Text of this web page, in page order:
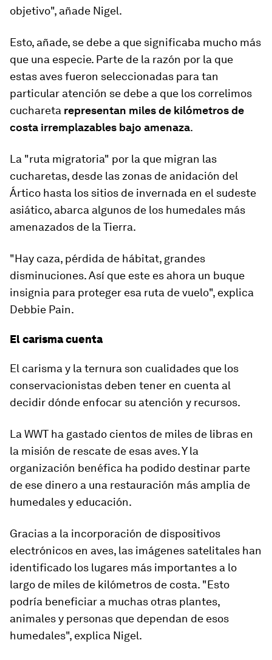
objetivo", añade Nigel.
Esto, añade, se debe a que significaba mucho más
que una especie. Parte de la razón por la que
estas aves fueron seleccionadas para tan
particular atención se debe a que los correlimos
cuchareta representan miles de kilómetros de
costa irremplazables bajo amenaza.
La "ruta migratoria" por la que migran las
cucharetas, desde las zonas de anidación del
Ártico hasta los sitios de invernada en el sudeste
asiático, abarca algunos de los humedales más
amenazados de la Tierra.
"Hay caza, pérdida de hábitat, grandes
disminuciones. Así que este es ahora un buque
insignia para proteger esa ruta de vuelo", explica
Debbie Pain.
El carisma cuenta
El carisma y la ternura son cualidades que los
conservacionistas deben tener en cuenta al
decidir dónde enfocar su atención y recursos.
La WWT ha gastado cientos de miles de libras en
la misión de rescate de esas aves. Y la
organización benéfica ha podido destinar parte
de ese dinero a una restauración más amplia de
humedales y educación.
Gracias a la incorporación de dispositivos
electrónicos en aves, las imágenes satelitales han
identificado los lugares más importantes a lo
largo de miles de kilómetros de costa. "Esto
podría beneficiar a muchas otras plantes,
animales y personas que dependan de esos
humedales", explica Nigel.